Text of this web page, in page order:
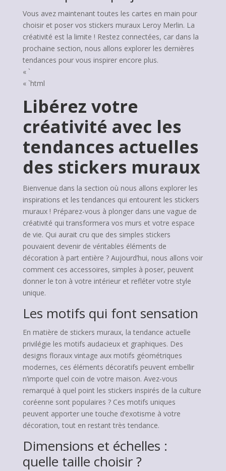
Vous avez maintenant toutes les cartes en main pour
choisir et poser vos stickers muraux Leroy Merlin. La
créativité est la limite ! Restez connectées, car dans la
prochaine section, nous allons explorer les dernières
tendances pour vous inspirer encore plus.
« `
« `html
Libérez votre
créativité avec les
tendances actuelles
des stickers muraux
Bienvenue dans la section où nous allons explorer les
inspirations et les tendances qui entourent les stickers
muraux ! Préparez-vous à plonger dans une vague de
créativité qui transformera vos murs et votre espace
de vie. Qui aurait cru que des simples stickers
pouvaient devenir de véritables éléments de
décoration à part entière ? Aujourd’hui, nous allons voir
comment ces accessoires, simples à poser, peuvent
donner le ton à votre intérieur et refléter votre style
unique.
Les motifs qui font sensation
En matière de stickers muraux, la tendance actuelle
privilégie les motifs audacieux et graphiques. Des
designs floraux vintage aux motifs géométriques
modernes, ces éléments décoratifs peuvent embellir
n’importe quel coin de votre maison. Avez-vous
remarqué à quel point les stickers inspirés de la culture
coréenne sont populaires ? Ces motifs uniques
peuvent apporter une touche d’exotisme à votre
décoration, tout en restant très tendance.
Dimensions et échelles :
quelle taille choisir ?